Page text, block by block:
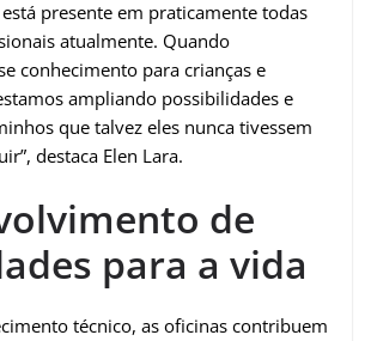
presente em praticamente todas
atualmente. Quando
conhecimento para crianças e
ampliando possibilidades e
que talvez eles nunca tivessem
destaca Elen Lara.
de
para a vida
técnico, as oficinas contribuem